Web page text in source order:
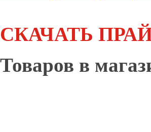
СКАЧАТЬ
Товаров в